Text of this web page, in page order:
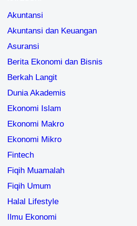
Akuntansi
Akuntansi dan Keuangan
Asuransi
Berita Ekonomi dan Bisnis
Berkah Langit
Dunia Akademis
Ekonomi Islam
Ekonomi Makro
Ekonomi Mikro
Fintech
Fiqih Muamalah
Fiqih Umum
Halal Lifestyle
Ilmu Ekonomi